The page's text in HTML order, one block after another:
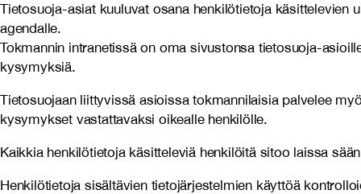
Tietosuoja-asiat kuuluvat osana henkilötietoja
agendalle.
Tokmannin intranetissä on oma sivustonsa tietosuoja-
kysymyksiä.
Tietosuojaan liittyvissä asioissa tokmannilaisia palvelee
kysymykset vastattavaksi oikealle henkilölle.
Kaikkia henkilötietoja käsitteleviä henkilöitä sitoo laissa
Henkilötietoja sisältävien tietojärjestelmien käyttöä